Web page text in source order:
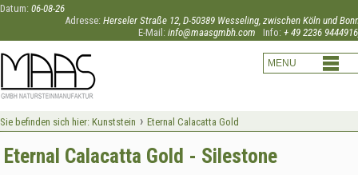
Datum: 06-08-26
Adresse: Herseler Straße 12, D-50389 Wesseling, zwischen Köln und
Info: + 49 2236 9444916
E-Mail: info@maasgmbh.com
Sie befinden sich hier: Kunststein › Eternal Calacatta Gold
Eternal Calacatta Gold - Silestone